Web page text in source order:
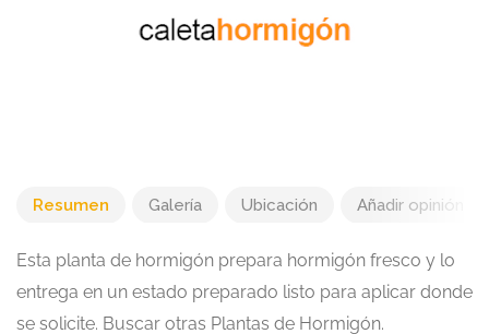
Resumen Galería Ubicación Añadir opinión
Esta planta de hormigón prepara hormigón fresco y lo
entrega en un estado preparado listo para aplicar donde
se solicite. Buscar otras Plantas de Hormigón.